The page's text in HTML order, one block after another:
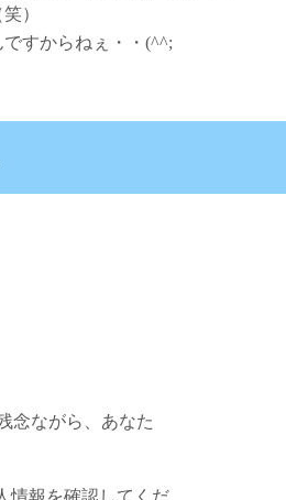
）
すからねぇ・・(^^;
念ながら、あなた
情報を確認してくだ